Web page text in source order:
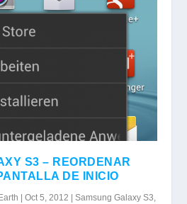
S3 – REORDENAR
DE INICIO
|Oct 5, 2012 |Samsung Galaxy S3,